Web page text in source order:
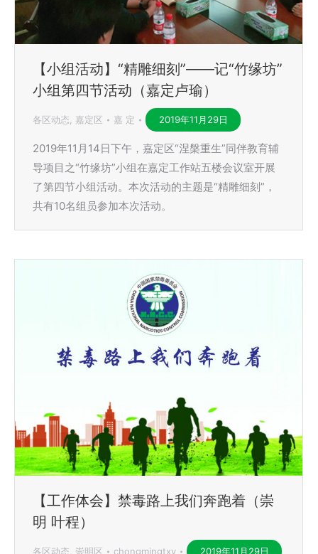
【小组活动】“精雕细刻”——记“竹缘坊”
小组第四节活动（嘉定卢瑜）
各区动态, 嘉定区 嘉 定 2019年11月29日
2019年11月14日下午，嘉定区“涅槃重生”同伴教育辅
导项目之“竹缘坊”小组在嘉定工作站五楼会议室开展
了第四节小组活动。本次活动的主题是“精雕细刻”，
共有10名组员参加本次活动。
【工作体会】禁毒路上我们奔跑着（崇
明 叶程）
各区动态 崇明区 chongmingtxy 2019年11月29日